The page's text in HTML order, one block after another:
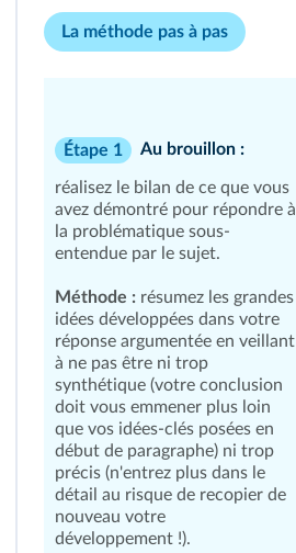
La méthode pas à pas
Étape 1 Au brouillon :
réalisez le bilan de ce que vous
avez démontré pour répondre à
la problématique sous-
entendue par le sujet.
Méthode : résumez les grandes
idées développées dans votre
réponse argumentée en veillant
à ne pas être ni trop
synthétique (votre conclusion
doit vous emmener plus loin
que vos idées-clés posées en
début de paragraphe) ni trop
précis (n'entrez plus dans le
détail au risque de recopier de
nouveau votre
développement !).